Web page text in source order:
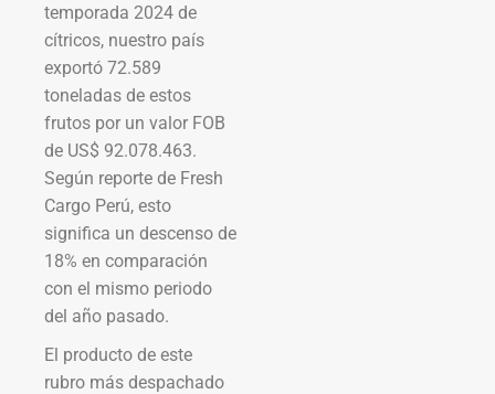
temporada 2024 de
cítricos, nuestro país
exportó 72.589
toneladas de estos
frutos por un valor FOB
de US$ 92.078.463.
Según reporte de Fresh
Cargo Perú, esto
significa un descenso de
18% en comparación
con el mismo periodo
del año pasado.
El producto de este
rubro más despachado